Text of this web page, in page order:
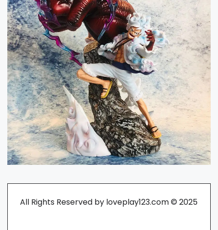
All Rights Reserved by loveplay123.com © 2025